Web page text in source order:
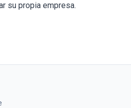
su propia empresa.